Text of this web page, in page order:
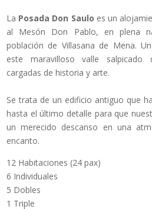
La Posada Don Saulo es un
al Mesón Don Pablo, en plena
población de Villasana de Mena.
este maravilloso valle salpicado
cargadas de historia y arte.
Se trata de un edificio antiguo que
hasta el último detalle para que
un merecido descanso en una
encanto.
12 Habitaciones (24 pax)
6 Individuales
5 Dobles
1 Triple